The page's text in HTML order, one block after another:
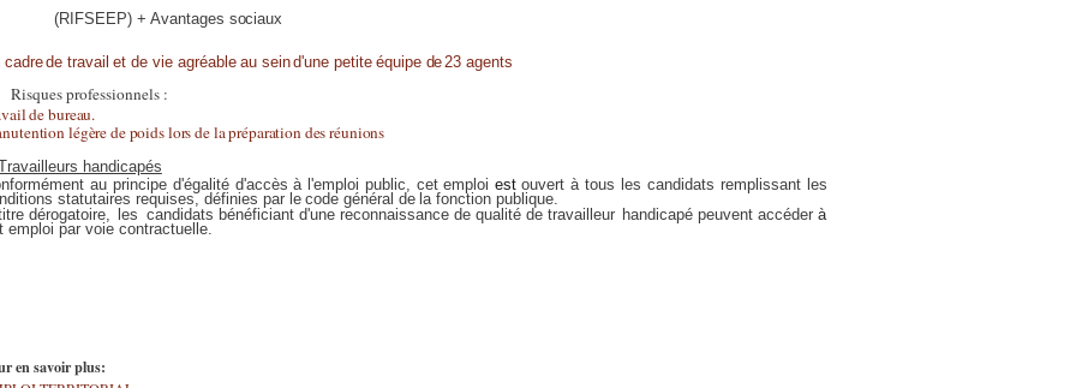
(RIFSEEP) + Avantages sociaux
cadrede travail et de vie agréable au seind'une petite équipe de 23 agents
Risques professionnels :
de bureau.
légère de poids lors de la préparation des réunions
handicapés
au principe d'égalité d'accès à l'emploi public, cet emploi estouvert à tous les candidats remplissant les
statutaires requises, définies par le code général de la fonction publique.
dérogatoire,
les candidats bénéficiant d'une reconnaissance de qualité de travailleur handicapé peuvent accéder à
emploi par voie contractuelle.
en savoir plus: